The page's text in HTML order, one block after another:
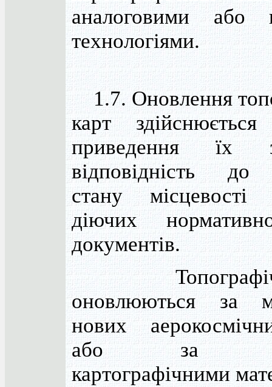
аналоговими або
технологіями.
1.7. Оновлення
карт
приведення їх
відповідність до
стану
діючих
документів.
оновлюються за
нових
або за
картографічними